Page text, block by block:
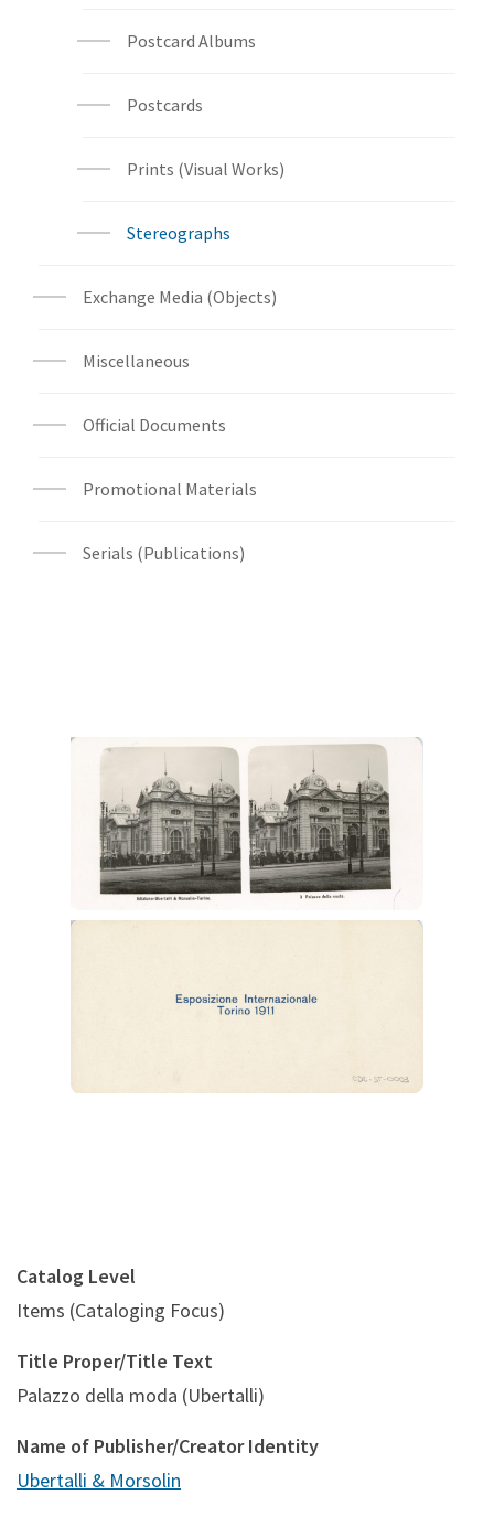
Postcard Albums
Postcards
Prints (Visual Works)
Stereographs
Exchange Media (Objects)
Miscellaneous
Official Documents
Promotional Materials
Serials (Publications)
Digital File Front Image
Catalog Level
Items (Cataloging Focus)
Title Proper/Title Text
Palazzo della moda (Ubertalli)
Name of Publisher/Creator Identity
Ubertalli & Morsolin